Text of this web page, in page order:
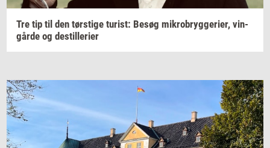
Tre tip til den tørsti­ge turist: Besøg mi­kro­bryg­ge­ri­er, vin­
går­de og destil­le­ri­er